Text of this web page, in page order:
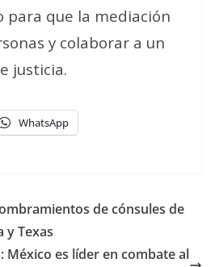
para que la mediación
y colaborar a un
justicia.
WhatsApp
de cónsules de
y Texas
México es líder en combate al